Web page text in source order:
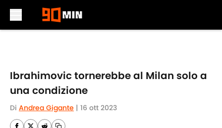
Ibrahimovic tornerebbe al Milan solo a
una condizione
Di Andrea Gigante | 16 ott 2023